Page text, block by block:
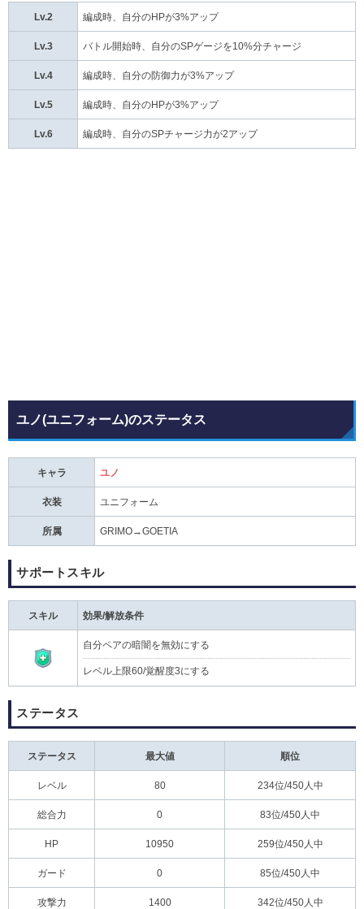
Lv.2 編成時、自分のHPが3%アップ
Lv.3 バトル開始時、自分のSPゲージを10%分チャージ
Lv.4 編成時、自分の防御力が3%アップ
Lv.5 編成時、自分のHPが3%アップ
Lv.6 編成時、自分のSPチャージ力が2アップ
ユノ(ユニフォーム)のステータス
キャラ ユノ
衣装 ユニフォーム
所属 GRIMO→GOETIA
サポートスキル
スキル 効果/解放条件
自分ペアの暗闇を無効にする
レベル上限60/覚醒度3にする
ステータス
ステータス 最大値 順位
レベル 80 234位/450人中
総合力 0 83位/450人中
HP 10950 259位/450人中
ガード 0 85位/450人中
攻撃力 1400 342位/450人中